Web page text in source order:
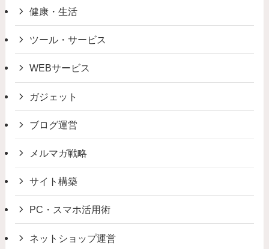
健康・生活
ツール・サービス
WEBサービス
ガジェット
ブログ運営
メルマガ戦略
サイト構築
PC・スマホ活用術
ネットショップ運営